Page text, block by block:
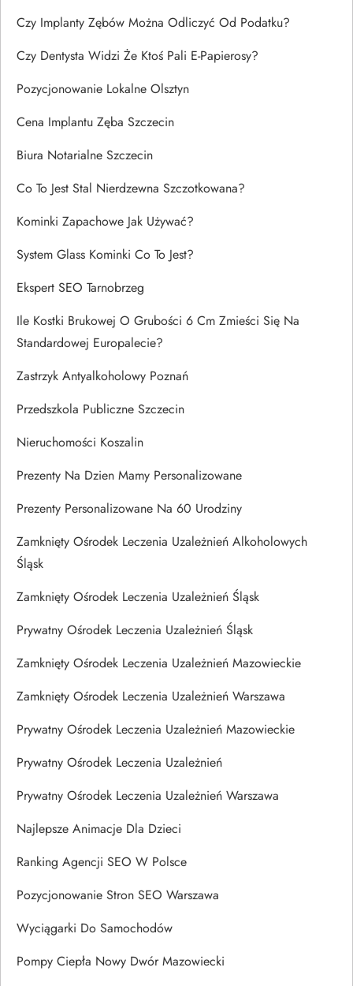
Czy Implanty Zębów Można Odliczyć Od Podatku?
Czy Dentysta Widzi Że Ktoś Pali E-Papierosy?
Pozycjonowanie Lokalne Olsztyn
Cena Implantu Zęba Szczecin
Biura Notarialne Szczecin
Co To Jest Stal Nierdzewna Szczotkowana?
Kominki Zapachowe Jak Używać?
System Glass Kominki Co To Jest?
Ekspert SEO Tarnobrzeg
Ile Kostki Brukowej O Grubości 6 Cm Zmieści Się Na
Standardowej Europalecie?
Zastrzyk Antyalkoholowy Poznań
Przedszkola Publiczne Szczecin
Nieruchomości Koszalin
Prezenty Na Dzien Mamy Personalizowane
Prezenty Personalizowane Na 60 Urodziny
Zamknięty Ośrodek Leczenia Uzależnień Alkoholowych
Śląsk
Zamknięty Ośrodek Leczenia Uzależnień Śląsk
Prywatny Ośrodek Leczenia Uzależnień Śląsk
Zamknięty Ośrodek Leczenia Uzależnień Mazowieckie
Zamknięty Ośrodek Leczenia Uzależnień Warszawa
Prywatny Ośrodek Leczenia Uzależnień Mazowieckie
Prywatny Ośrodek Leczenia Uzależnień
Prywatny Ośrodek Leczenia Uzależnień Warszawa
Najlepsze Animacje Dla Dzieci
Ranking Agencji SEO W Polsce
Pozycjonowanie Stron SEO Warszawa
Wyciągarki Do Samochodów
Pompy Ciepła Nowy Dwór Mazowiecki